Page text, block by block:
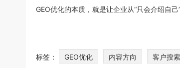
GEO优化的本质，就是让企业从“只会介绍自
标签： GEO优化 内容方向 客户搜索